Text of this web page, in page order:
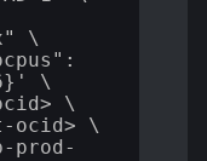
\
\
\
ocid> \
prod-